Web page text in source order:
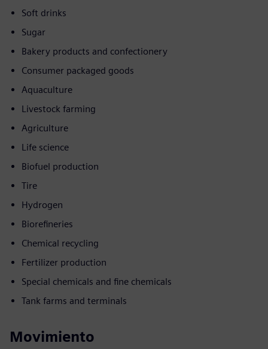
Soft drinks
Sugar
Bakery products and confectionery
Consumer packaged goods
Aquaculture
Livestock farming
Agriculture
Life science
Biofuel production
Tire
Hydrogen
Biorefineries
Chemical recycling
Fertilizer production
Special chemicals and fine chemicals
Tank farms and terminals
Movimiento